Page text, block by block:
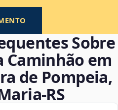
Sobre
Caminhão em
de Pompeia,